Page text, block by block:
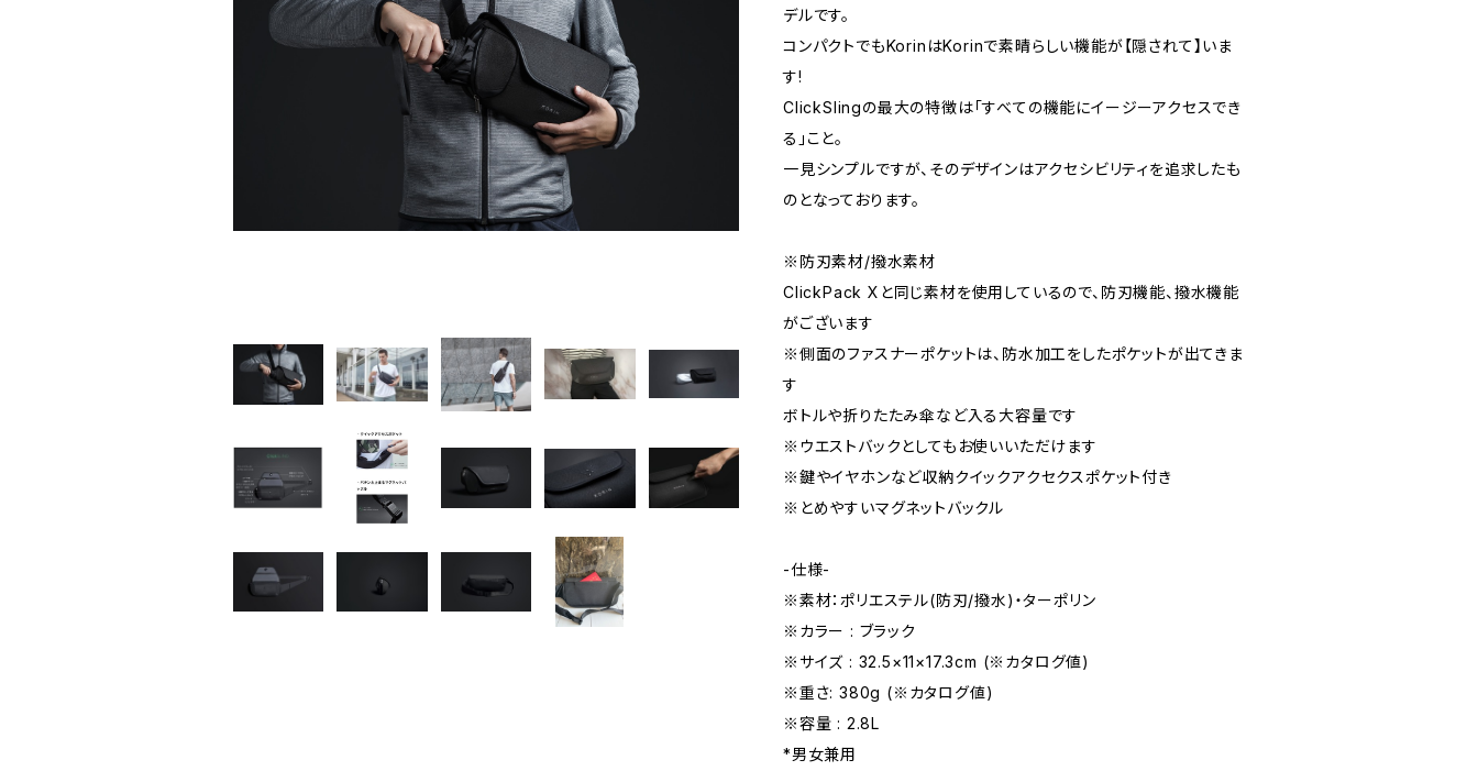
デルです。
コンパクトでもKorinはKorinで素晴らしい機能が【隠されて】いま
す!
ClickSlingの最大の特徴は「すべての機能にイージーアクセスでき
る」こと。
一見シンプルですが、そのデザインはアクセシビリティを追求したも
のとなっております。
※防刃素材/撥水素材
ClickPack Xと同じ素材を使用しているので、防刃機能、撥水機能
がございます
※側面のファスナーポケットは、防水加工をしたポケットが出てきま
す
ボトルや折りたたみ傘など入る大容量です
※ウエストバックとしてもお使いいただけます
※鍵やイヤホンなど収納クイックアクセクスポケット付き
※とめやすいマグネットバックル
-仕様-
※素材：ポリエステル(防刃/撥水)・ターポリン
※カラー : ブラック
※サイズ : 32.5×11×17.3cm (※カタログ値)
※重さ: 380g (※カタログ値)
※容量 : 2.8L
*男女兼用